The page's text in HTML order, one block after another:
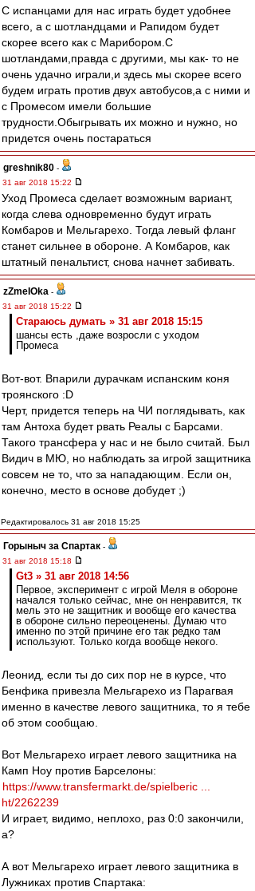
С испанцами для нас играть будет удобнее
всего, а с шотландцами и Рапидом будет
скорее всего как с Марибором.С
шотландами,правда с другими, мы как- то не
очень удачно играли,и здесь мы скорее всего
будем играть против двух автобусов,а с ними и
с Промесом имели большие
трудности.Обыгрывать их можно и нужно, но
придется очень постараться
greshnik80 -
31 авг 2018 15:22
Уход Промеса сделает возможным вариант,
когда слева одновременно будут играть
Комбаров и Мельгарехо. Тогда левый фланг
станет сильнее в обороне. А Комбаров, как
штатный пенальтист, снова начнет забивать.
zZmeIOka -
31 авг 2018 15:22
Стараюсь думать » 31 авг 2018 15:15
шансы есть ,даже возросли с уходом
Промеса
Вот-вот. Впарили дурачкам испанским коня
троянского :D
Черт, придется теперь на ЧИ поглядывать, как
там Антоха будет рвать Реалы с Барсами.
Такого трансфера у нас и не было считай. Был
Видич в МЮ, но наблюдать за игрой защитника
совсем не то, что за нападающим. Если он,
конечно, место в основе добудет ;)
Редактировалось 31 авг 2018 15:25
Горыныч за Спартак -
31 авг 2018 15:18
Gt3 » 31 авг 2018 14:56
Первое, эксперимент с игрой Меля в обороне
начался только сейчас, мне он ненравится, тк
мель это не защитник и вообще его качества
в обороне сильно переоценены. Думаю что
именно по этой причине его так редко там
используют. Только когда вообще некого.
Леонид, если ты до сих пор не в курсе, что
Бенфика привезла Мельгарехо из Парагвая
именно в качестве левого защитника, то я тебе
об этом сообщаю.
Вот Мельгарехо играет левого защитника на
Камп Ноу против Барселоны:
https://www.transfermarkt.de/spielberic ...
ht/2262239
И играет, видимо, неплохо, раз 0:0 закончили,
а?
А вот Мельгарехо играет левого защитника в
Лужниках против Спартака: